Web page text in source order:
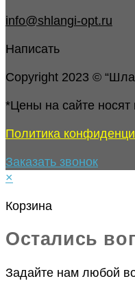
info@shlangi-opt.ru
Написать
Copyright 2023 ©
*Цены на сайте
Политика
Заказать звонок
×
Корзина
Остались
Задайте нам любой